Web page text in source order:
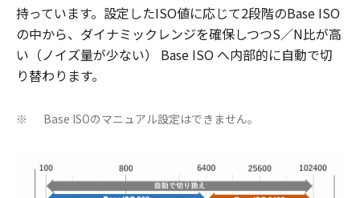
持っています。設定したISO値に応じて2段階のBase ISO
の中から、ダイナミックレンジを確保しつつS／N比が高
い（ノイズ量が少ない） Base ISO へ内部的に自動で切
り替わります。
※ Base ISOのマニュアル設定はできません。